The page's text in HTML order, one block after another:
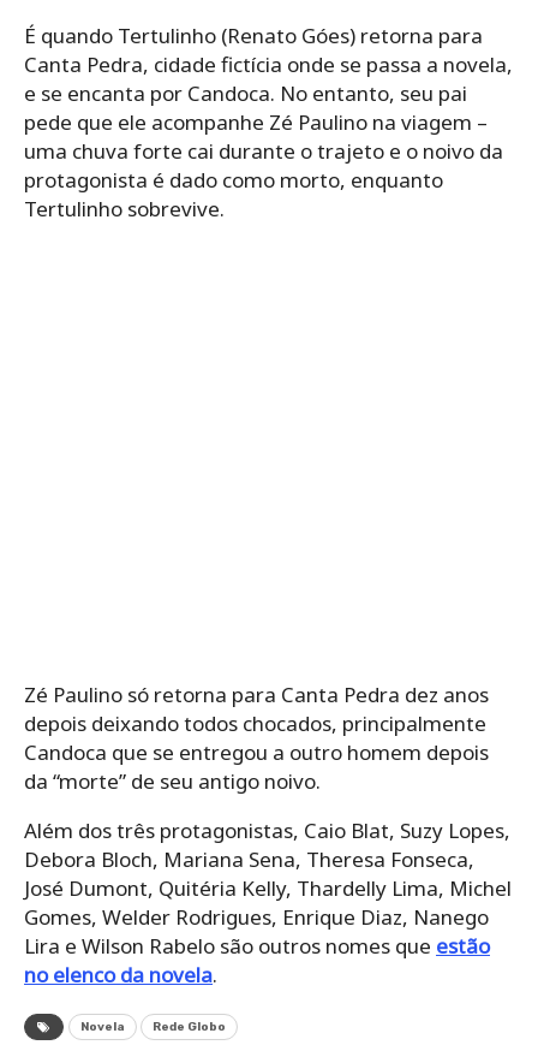
É quando Tertulinho (Renato Góes) retorna para
Canta Pedra, cidade fictícia onde se passa a novela,
e se encanta por Candoca. No entanto, seu pai
pede que ele acompanhe Zé Paulino na viagem –
uma chuva forte cai durante o trajeto e o noivo da
protagonista é dado como morto, enquanto
Tertulinho sobrevive.
Zé Paulino só retorna para Canta Pedra dez anos
depois deixando todos chocados, principalmente
Candoca que se entregou a outro homem depois
da “morte” de seu antigo noivo.
Além dos três protagonistas, Caio Blat, Suzy Lopes,
Debora Bloch, Mariana Sena, Theresa Fonseca,
José Dumont, Quitéria Kelly, Thardelly Lima, Michel
Gomes, Welder Rodrigues, Enrique Diaz, Nanego
Lira e Wilson Rabelo são outros nomes que estão
no elenco da novela.
Novela Rede Globo